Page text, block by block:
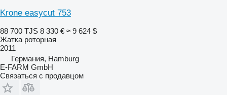
Krone easycut 753
88 700 TJS 8 330 € ≈ 9 624 $
Жатка роторная
2011
Германия, Hamburg
E-FARM GmbH
Связаться с продавцом